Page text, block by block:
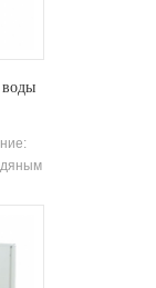
воды
блок